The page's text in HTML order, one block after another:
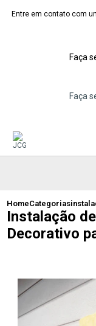
Entre em contato com
Faça
Faça
HomeCategorias
Instalação
Decorativo